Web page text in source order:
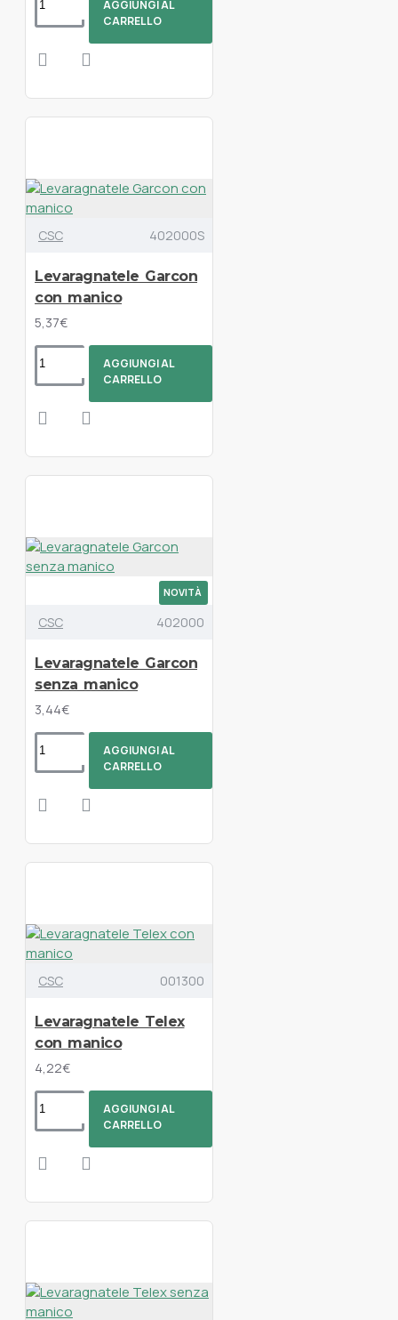
AGGIUNGI AL
CARRELLO
CSC 402000S
Levaragnatele Garcon
con manico
5,37€
AGGIUNGI AL
CARRELLO
NOVITÀ
CSC 402000
Levaragnatele Garcon
senza manico
3,44€
AGGIUNGI AL
CARRELLO
CSC 001300
Levaragnatele Telex
con manico
4,22€
AGGIUNGI AL
CARRELLO